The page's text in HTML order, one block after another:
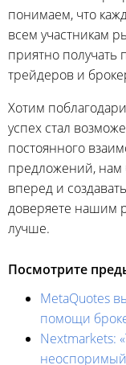
понимаем, что
всем участникам
приятно получать
трейдеров и
Хотим
успех стал
постоянного
предложений, нам
вперед и
доверяете нашим
лучше.
Посмотрите
MetaQuotes
помощи
Nextmarkets: